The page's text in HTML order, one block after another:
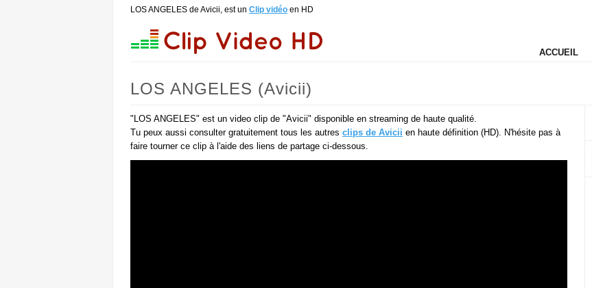
LOS ANGELES de Avicii, est un Clip vidéo en HD
ACCUEIL
LOS ANGELES (Avicii)
"LOS ANGELES" est un video clip de "Avicii" disponible en streaming de haute qualité.
Tu peux aussi consulter gratuitement tous les autres clips de Avicii en haute définition (HD). N'hésite pas à
faire tourner ce clip à l'aide des liens de partage ci-dessous.